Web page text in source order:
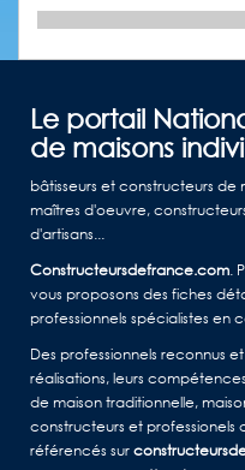
Le portail
de maisons
bâtisseurs et constructeurs de
maîtres d'oeuvre,
d'artisans...
Constructeursdefrance.com.
vous proposons des fiches
professionnels spécialistes en
Des professionnels reconnus
réalisations, leurs
de maison traditionnelle,
constructeurs et professionels
référencés sur